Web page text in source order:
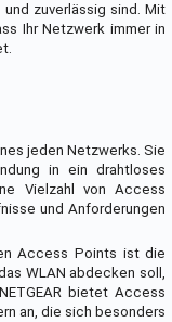
zuverlässig sind. Mit
Ihr Netzwerk immer in
jeden Netzwerks. Sie
in ein drahtloses
Vielzahl von Access
und Anforderungen
Access Points ist die
WLAN abdecken soll,
bietet Access
an, die sich besonders